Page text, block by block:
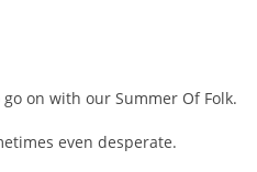
on with our Summer Of Folk.
even desperate.